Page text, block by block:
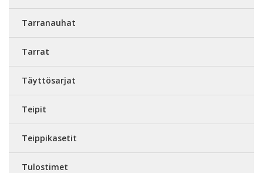
Tarranauhat
Tarrat
Täyttösarjat
Teipit
Teippikasetit
Tulostimet